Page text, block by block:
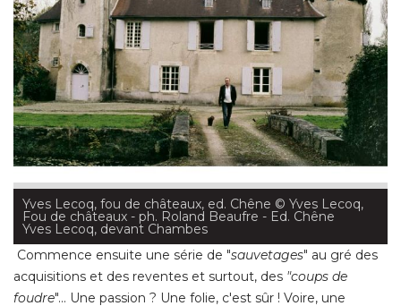
Yves Lecoq, fou de châteaux, ed. Chêne © Yves Lecoq,
Fou de châteaux - ph. Roland Beaufre - Ed. Chêne
Yves Lecoq, devant Chambes
Commence ensuite une série de "sauvetages" au gré des
acquisitions et des reventes et surtout, des"coups de
foudre"... Une passion ? Une folie, c'est sûr ! Voire, une
vocation". "Quand j'ai acheté Villiers
acquisitions, NDLR) tout le monde m'a encore dit que
c'était de la folie... mais en fait, j'ai procédé à ma petite
mesure et j'y suis arrivé," nous raconte-t-il. "Je considère